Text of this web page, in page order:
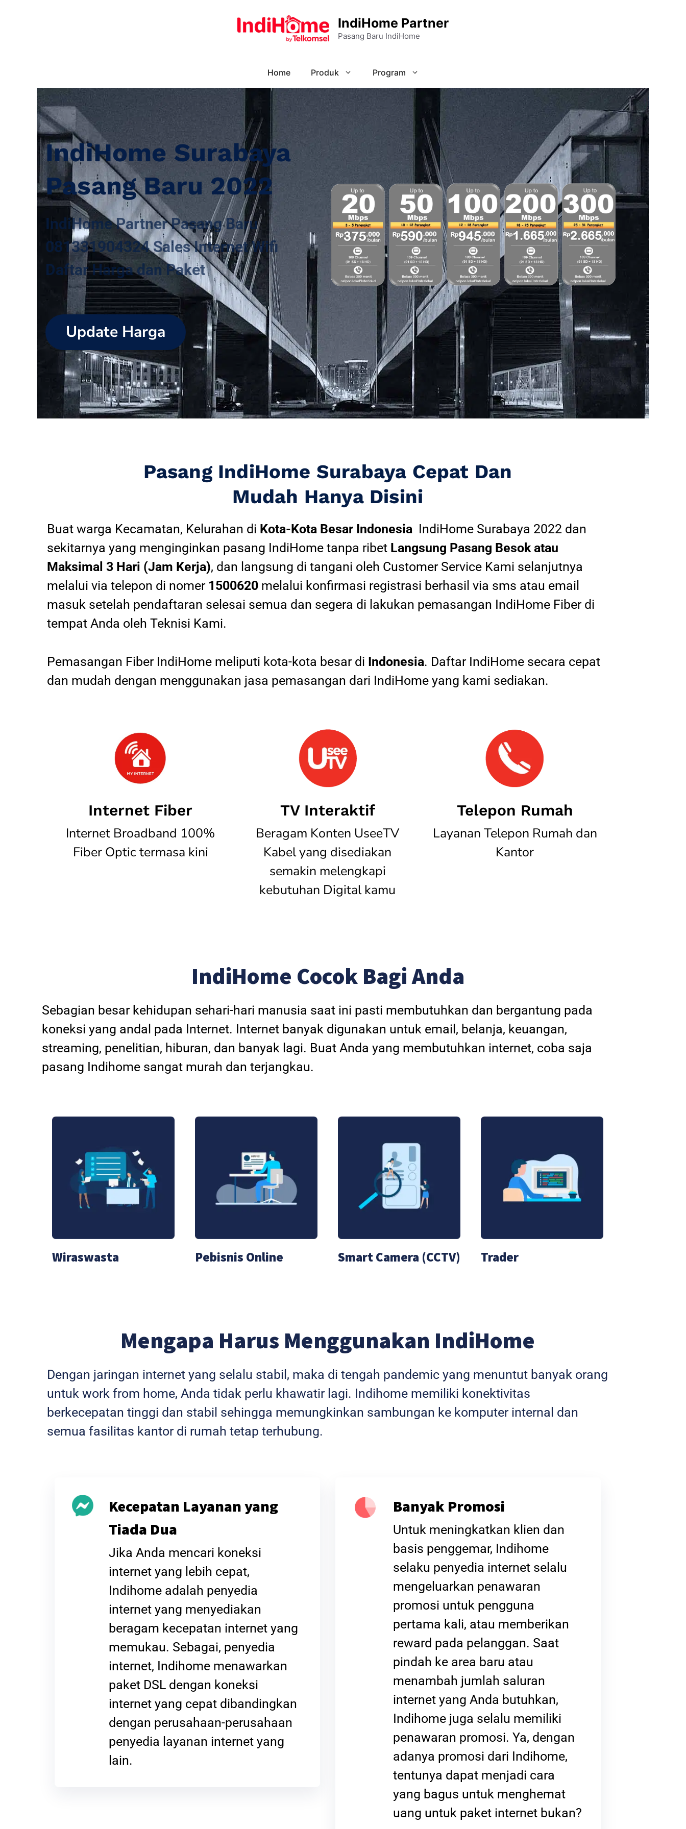
IndiHome Partner
Pasang Baru IndiHome
Home Produk Program
IndiHome Surabaya
Pasang Baru 2022
IndiHome Partner Pasang Baru
081331904324 Sales Internet Wifi
Daftar Harga dan Paket
Update Harga
Pasang IndiHome Surabaya Cepat Dan
Mudah Hanya Disini
Buat warga Kecamatan, Kelurahan di Kota-Kota Besar Indonesia IndiHome Surabaya 2022 dan
sekitarnya yang menginginkan pasang IndiHome tanpa ribet Langsung Pasang Besok atau
Maksimal 3 Hari (Jam Kerja), dan langsung di tangani oleh Customer Service Kami selanjutnya
melalui via telepon di nomer 1500620 melalui konfirmasi registrasi berhasil via sms atau email
masuk setelah pendaftaran selesai semua dan segera di lakukan pemasangan IndiHome Fiber di
tempat Anda oleh Teknisi Kami.
Pemasangan Fiber IndiHome meliputi kota-kota besar di Indonesia. Daftar IndiHome secara cepat
dan mudah dengan menggunakan jasa pemasangan dari IndiHome yang kami sediakan.
Internet Fiber
Internet Broadband 100%
Fiber Optic termasa kini
TV Interaktif
Beragam Konten UseeTV
Kabel yang disediakan
semakin melengkapi
kebutuhan Digital kamu
Telepon Rumah
Layanan Telepon Rumah dan
Kantor
IndiHome Cocok Bagi Anda
Sebagian besar kehidupan sehari-hari manusia saat ini pasti membutuhkan dan bergantung pada
koneksi yang andal pada Internet. Internet banyak digunakan untuk email, belanja, keuangan,
streaming, penelitian, hiburan, dan banyak lagi. Buat Anda yang membutuhkan internet, coba saja
pasang Indihome sangat murah dan terjangkau.
Wiraswasta Pebisnis Online Smart Camera (CCTV) Trader
Mengapa Harus Menggunakan IndiHome
Dengan jaringan internet yang selalu stabil, maka di tengah pandemic yang menuntut banyak orang
untuk work from home, Anda tidak perlu khawatir lagi. Indihome memiliki konektivitas
berkecepatan tinggi dan stabil sehingga memungkinkan sambungan ke komputer internal dan
semua fasilitas kantor di rumah tetap terhubung.
Kecepatan Layanan yang
Tiada Dua
Jika Anda mencari koneksi
internet yang lebih cepat,
Indihome adalah penyedia
internet yang menyediakan
beragam kecepatan internet yang
memukau. Sebagai, penyedia
internet, Indihome menawarkan
paket DSL dengan koneksi
internet yang cepat dibandingkan
dengan perusahaan-perusahaan
penyedia layanan internet yang
lain.
Banyak Promosi
Untuk meningkatkan klien dan
basis penggemar, Indihome
selaku penyedia internet selalu
mengeluarkan penawaran
promosi untuk pengguna
pertama kali, atau memberikan
reward pada pelanggan. Saat
pindah ke area baru atau
menambah jumlah saluran
internet yang Anda butuhkan,
Indihome juga selalu memiliki
penawaran promosi. Ya, dengan
adanya promosi dari Indihome,
tentunya dapat menjadi cara
yang bagus untuk menghemat
uang untuk paket internet bukan?